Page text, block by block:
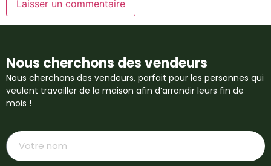
Nous cherchons des vendeurs
Nous cherchons des vendeurs, parfait pour les personnes qui
veulent travailler de la maison afin d’arrondir leurs fin de
mois !